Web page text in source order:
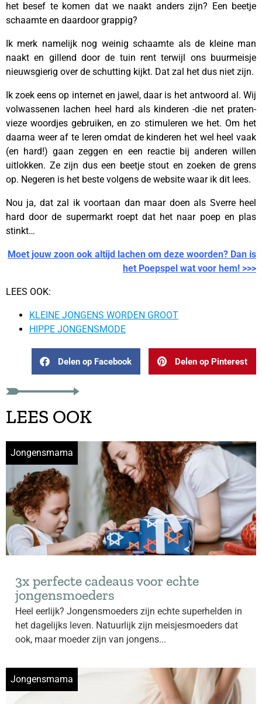
het besef te komen dat we naakt anders zijn? Een beetje
schaamte en daardoor grappig?
Ik merk namelijk nog weinig schaamte als de kleine man
naakt en gillend door de tuin rent terwijl ons buurmeisje
nieuwsgierig over de schutting kijkt. Dat zal het dus niet zijn.
Ik zoek eens op internet en jawel, daar is het antwoord al. Wij
volwassenen lachen heel hard als kinderen -die net praten-
vieze woordjes gebruiken, en zo stimuleren we het. Om het
daarna weer af te leren omdat de kinderen het wel heel vaak
(en hard!) gaan zeggen en een reactie bij anderen willen
uitlokken. Ze zijn dus een beetje stout en zoeken de grens
op. Negeren is het beste volgens de website waar ik dit lees.
Nou ja, dat zal ik voortaan dan maar doen als Sverre heel
hard door de supermarkt roept dat het naar poep en plas
stinkt…
Moet jouw zoon ook altijd lachen om deze woorden? Dan is
het Poepspel wat voor hem! >>>
LEES OOK:
KLEINE JONGENS WORDEN GROOT
HIPPE JONGENSMODE
Delen op Facebook Delen op Pinterest
LEES OOK
Jongensmama
3x perfecte cadeaus voor echte
jongensmoeders
Heel eerlijk? Jongensmoeders zijn echte superhelden in
het dagelijks leven. Natuurlijk zijn meisjesmoeders dat
ook, maar moeder zijn van jongens...
Jongensmama